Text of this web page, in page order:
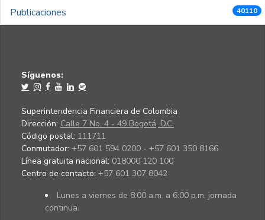
Publicaciones 40110
Síguenos:
Superintendencia Financiera de Colombia
Dirección: Calle 7 No. 4 - 49 Bogotá, D.C.
Código postal: 111711
Conmutador: +57 601 594 0200 - +57 601 350 8166
Línea gratuita nacional: 018000 120 100
Centro de contacto: +57 601 307 8042
Lunes a viernes de 8:00 a.m. a 6:00 p.m. jornada
continua.